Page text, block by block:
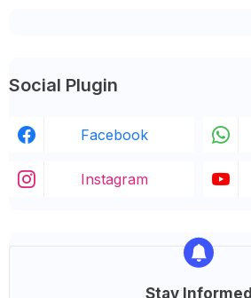
Social Plugin
Facebook
Instagram
Stay Informed